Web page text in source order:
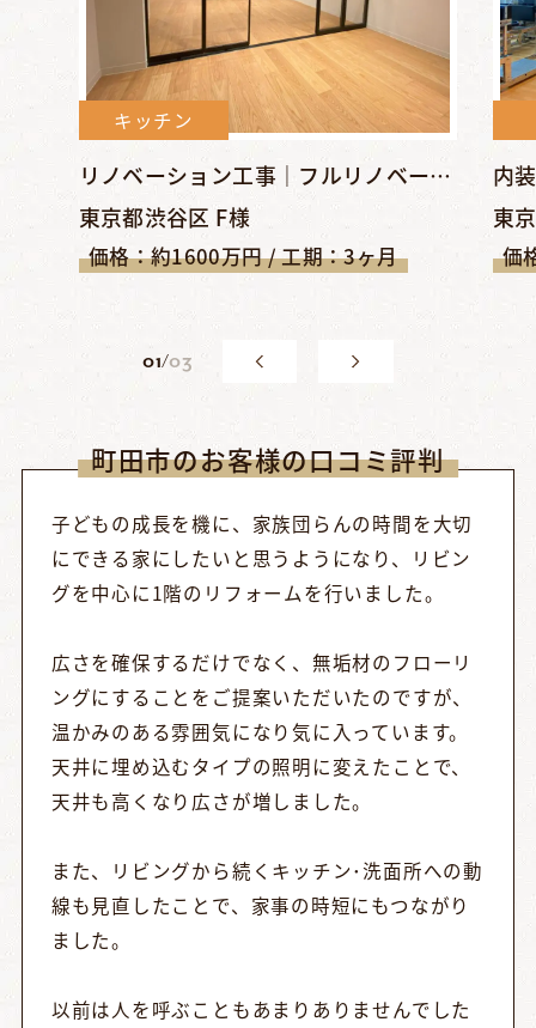
キッチン
リノベーション工事｜フルリノベーションでシンプル＆クールな空...
東京都渋谷区 F様
価格：約1600万円 / 工期：3ヶ月
東
価
01/03
町田市のお客様の口コミ評判
子どもの成長を機に、家族団らんの時間を大切
にできる家にしたいと思うようになり、リビン
グを中心に1階のリフォームを行いました。
広さを確保するだけでなく、無垢材のフローリ
ングにすることをご提案いただいたのですが、
温かみのある雰囲気になり気に入っています。
天井に埋め込むタイプの照明に変えたことで、
天井も高くなり広さが増しました。
また、リビングから続くキッチン･洗面所への動
線も見直したことで、家事の時短にもつながり
ました。
以前は人を呼ぶこともあまりありませんでした